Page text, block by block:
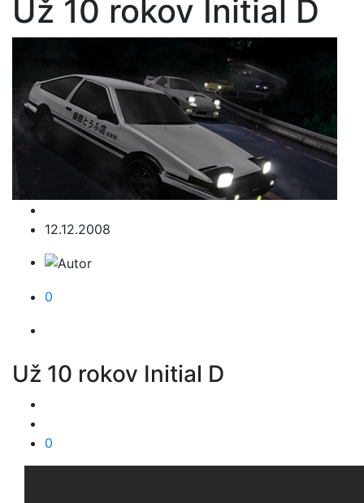
Už 10 rokov Initial D
12.12.2008
0
Už 10 rokov Initial D
0